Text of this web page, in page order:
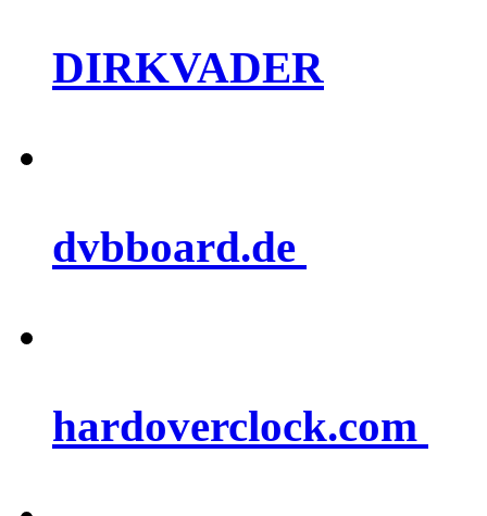
DIRKVADER
dvbboard.de
hardoverclock.com